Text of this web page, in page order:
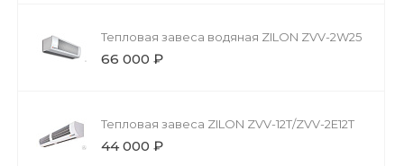
Тепловая завеса водяная ZILON ZVV-2W25
66 000 ₽
Тепловая завеса ZILON ZVV-12T/ZVV-2Е12T
44 000 ₽